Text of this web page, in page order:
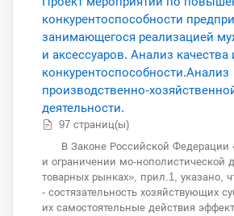
конкурентоспособности
занимающегося реализацией
и аксессуаров. Анализ качества
конкурентоспособности.Анализ
производственно-
деятельности.
97 страниц(ы)
В Законе Российской Федерации
и ограничении мо-нополистической
товарных рынках», прил.1, указано,
- состязательность хозяйствующих
их самостоятельные действия